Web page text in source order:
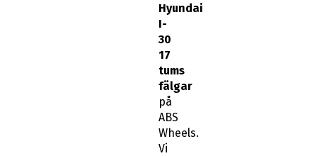
Hyundai
I-
30
17
tums
fälgar
på
ABS
Wheels.
Vi